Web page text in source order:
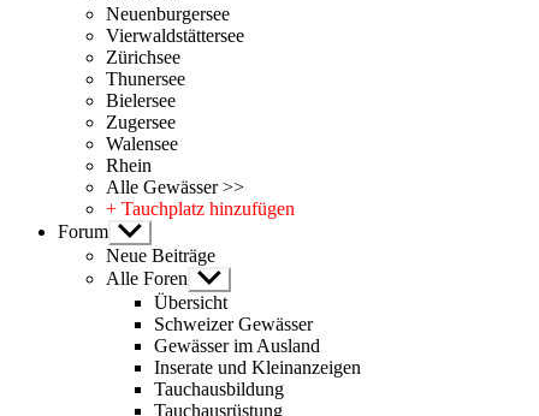
Neuenburgersee
Vierwaldstättersee
Zürichsee
Thunersee
Bielersee
Zugersee
Walensee
Rhein
Alle Gewässer >>
+ Tauchplatz hinzufügen
Forum Untermenü
anzeigen
Neue Beiträge
Alle Foren Untermenü
anzeigen
Übersicht
Schweizer Gewässer
Gewässer im Ausland
Inserate und Kleinanzeigen
Tauchausbildung
Tauchausrüstung